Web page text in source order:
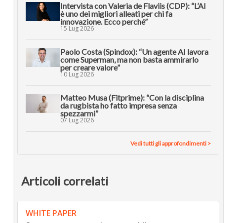
Intervista con Valeria de Flaviis (CDP): “L’AI
è uno dei migliori alleati per chi fa
innovazione. Ecco perché”
15 Lug 2026
Paolo Costa (Spindox): “Un agente AI lavora
come Superman, ma non basta ammirarlo
per creare valore”
10 Lug 2026
Matteo Musa (Fitprime): “Con la disciplina
da rugbista ho fatto impresa senza
spezzarmi”
07 Lug 2026
Vedi tutti gli approfondimenti >
Articoli correlati
WHITE PAPER